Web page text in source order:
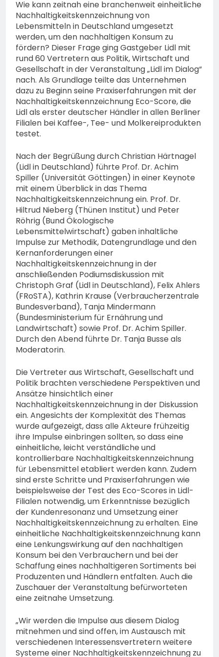
74-jähriger Claus-Peter
H. weiterhin vermisst –
Erneute Veröffentlichung
eines Fotos
6. August 2026
Wie kann zeitnah eine branchenweit einheitliche
Nachhaltigkeitskennzeichnung von
Lebensmitteln in Deutschland umgesetzt
werden, um den nachhaltigen Konsum zu
fördern? Dieser Frage ging Gastgeber Lidl mit
rund 60 Vertretern aus Politik, Wirtschaft und
Gesellschaft in der Veranstaltung „Lidl im Dialog“
nach. Als Grundlage teilte das Unternehmen
dazu zu Beginn seine Praxiserfahrungen mit der
Nachhaltigkeitskennzeichnung Eco-Score, die
Lidl als erster deutscher Händler in allen Berliner
Filialen bei Kaffee-, Tee- und Molkereiprodukten
testet.
Nach der Begrüßung durch Christian Härtnagel
(Lidl in Deutschland) führte Prof. Dr. Achim
Spiller (Universität Göttingen) in einer Keynote
mit einem Überblick in das Thema
Nachhaltigkeitskennzeichnung ein. Prof. Dr.
Hiltrud Nieberg (Thünen Institut) und Peter
Röhrig (Bund Ökologische
Lebensmittelwirtschaft) gaben inhaltliche
Impulse zur Methodik, Datengrundlage und den
Kernanforderungen einer
Nachhaltigkeitskennzeichnung in der
anschließenden Podiumsdiskussion mit
Christoph Graf (Lidl in Deutschland), Felix Ahlers
(FRoSTA), Kathrin Krause (Verbraucherzentrale
Bundesverband), Tanja Mindermann
(Bundesministerium für Ernährung und
Landwirtschaft) sowie Prof. Dr. Achim Spiller.
Durch den Abend führte Dr. Tanja Busse als
Moderatorin.
Die Vertreter aus Wirtschaft, Gesellschaft und
Politik brachten verschiedene Perspektiven und
Ansätze hinsichtlich einer
Nachhaltigkeitskennzeichnung in der Diskussion
ein. Angesichts der Komplexität des Themas
wurde aufgezeigt, dass alle Akteure frühzeitig
ihre Impulse einbringen sollten, so dass eine
einheitliche, leicht verständliche und
kontrollierbare Nachhaltigkeitskennzeichnung
für Lebensmittel etabliert werden kann. Zudem
sind erste Schritte und Praxiserfahrungen wie
beispielsweise der Test des Eco-Scores in Lidl-
Filialen notwendig, um Erkenntnisse bezüglich
der Kundenresonanz und Umsetzung einer
Nachhaltigkeitskennzeichnung zu erhalten. Eine
einheitliche Nachhaltigkeitskennzeichnung kann
eine Lenkungswirkung auf den nachhaltigen
Konsum bei den Verbrauchern und bei der
Schaffung eines nachhaltigeren Sortiments bei
Produzenten und Händlern entfalten. Auch die
Zuschauer der Veranstaltung befürworteten
eine zeitnahe Umsetzung.
„Wir werden die Impulse aus diesem Dialog
mitnehmen und sind offen, im Austausch mit
verschiedenen Interessensvertretern weitere
Systeme einer Nachhaltigkeitskennzeichnung zu